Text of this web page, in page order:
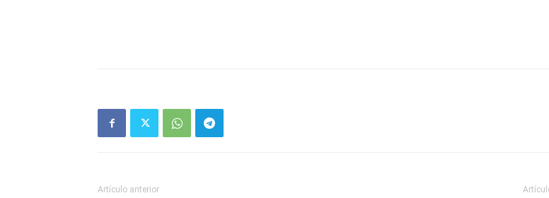
Artículo anterior